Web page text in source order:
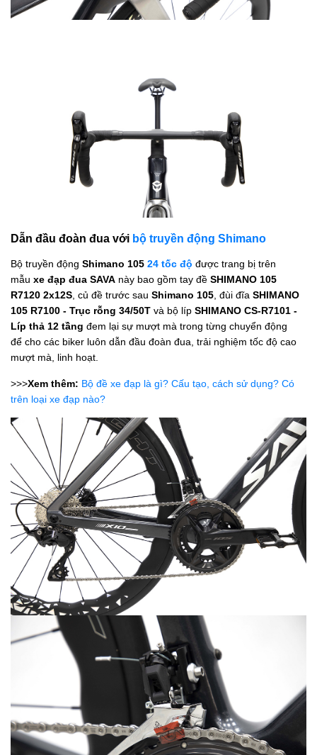
Dẫn đầu đoàn đua với bộ truyền động Shimano
Bộ truyền động Shimano 105 24 tốc độ được trang bị trên
mẫu xe đạp đua SAVA này bao gồm tay đề SHIMANO 105
R7120 2x12S , củ đề trước sau Shimano 105 , đùi đĩa SHIMANO
105 R7100 - Trục rỗng 34/50T và bộ líp SHIMANO CS-R7101 -
Líp thả 12 tầng đem lại sự mượt mà trong từng chuyển động
để cho các biker luôn dẫn đầu đoàn đua, trải nghiệm tốc độ cao
mượt mà, linh hoạt.
>>>Xem thêm: Bộ đề xe đạp là gì? Cấu tạo, cách sử dụng? Có
trên loại xe đạp nào?